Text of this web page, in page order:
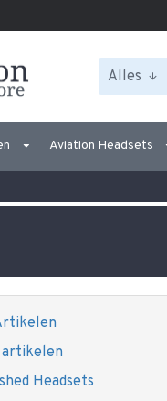
Alles
Aviation Headsets
artikelen
Headsets